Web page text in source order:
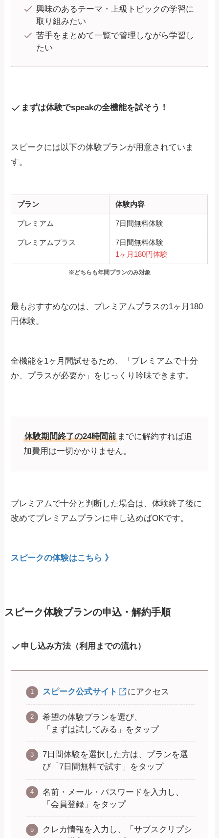
興味のあるテーマ・上級トピックの学習に
取り組みたい
苦手をまとめて一覧で管理しながら学習し
たい
まずは体験でspeakの全機能を試そう！
スピークには以下の体験プランが用意されていま
す。
プラン 体験内容
プレミアム 7日間無料体験
プレミアムプラス
7日間無料体験
1ヶ月180円体験
※どちらも年間プランのみ対象
最もおすすめなのは、プレミアムプラスの1ヶ月180
円体験。
全機能を1ヶ月間試せるため、「プレミアムで十分
か、プラスが必要か」をじっくり吟味できます。
体験期間終了の24時間前までに解約すれば追
加費用は一切かかりません。
プレミアムで十分と判断した場合は、体験終了後に
改めてプレミアムプランに申し込めばOKです。
スピークの体験はこちら 》
スピーク体験プランの申込・解約手順
申し込み方法（利用までの流れ）
スピーク公式サイト にアクセス
希望の体験プランを選び、
「まずは試してみる」をタップ
7日間体験を選択した方は、プランを選
び「7日間無料で試す」をタップ
名前・メール・パスワードを入力し、
「会員登録」をタップ
クレカ情報を入力し、「サブスクリプシ